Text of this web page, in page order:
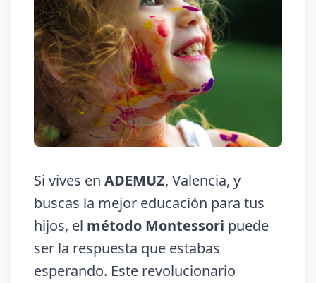
Si vives en ADEMUZ, Valencia, y
buscas la mejor educación para tus
hijos, el método Montessori puede
ser la respuesta que estabas
esperando. Este revolucionario